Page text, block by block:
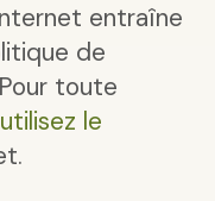
entraîne
de
toute
utilisez le